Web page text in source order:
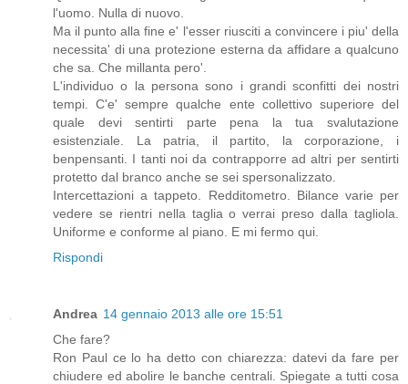
l'uomo. Nulla di nuovo.
Ma il punto alla fine e' l'esser riusciti a convincere i piu' della
necessita' di una protezione esterna da affidare a qualcuno
che sa. Che millanta pero'.
L'individuo o la persona sono i grandi sconfitti dei nostri
tempi. C'e' sempre qualche ente collettivo superiore del
quale devi sentirti parte pena la tua svalutazione
esistenziale. La patria, il partito, la corporazione, i
benpensanti. I tanti noi da contrapporre ad altri per sentirti
protetto dal branco anche se sei spersonalizzato.
Intercettazioni a tappeto. Redditometro. Bilance varie per
vedere se rientri nella taglia o verrai preso dalla tagliola.
Uniforme e conforme al piano. E mi fermo qui.
Rispondi
Andrea 14 gennaio 2013 alle ore 15:51
Che fare?
Ron Paul ce lo ha detto con chiarezza: datevi da fare per
chiudere ed abolire le banche centrali. Spiegate a tutti cosa